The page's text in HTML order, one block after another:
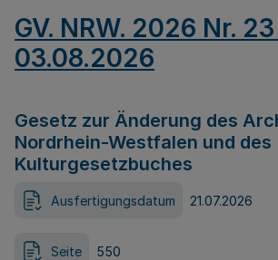
GV. NRW. 2026 Nr.
03.08.2026
Gesetz zur Änderung des
Nordrhein-Westfalen und des
Kulturgesetzbuches
Ausfertigungsdatum 21.07.2026
Seite 550